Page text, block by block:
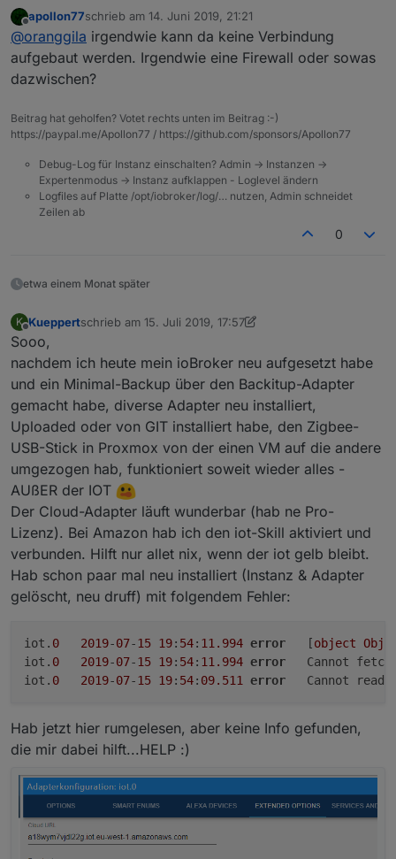
eigentlich nicht, sondern nur IFTTT)
Unter "Services and IFTTT" habe ich den IFTTT
Maker key eingetragen und "Get new service URL
key" angefordert. Alle anderen Einstellungen sind
und alle Adapter laufen, nur der cloud-Adapter bleibt
gelb. Hier im Forum habe ich erfahren, das jetzt der
iot-Adapter genutzt werden soll. Also cloud-Adapter
deaktiviert und iot aktiviert. Leider bleibt auch dieser
gelb. Hier das log:
Login auf
IOBROKER IST NOCH NICHT VERBUNDEN....
eigentlich nicht, sondern nur IFTTT)
Maker key eingetragen und "Get new service URL
key" angefordert. Alle anderen Einstellungen sind
apollon77schrieb am 14. Juni 2019, 21:21
zuletzt editiert von
@oranggila irgendwie kann da keine Verbindung
aufgebaut werden. Irgendwie eine Firewall oder sowas
dazwischen?
Beitrag hat geholfen? Votet rechts unten im Beitrag :-)
https://paypal.me/Apollon77 / https://github.com/sponsors/Apollon77
Debug-Log für Instanz einschalten? Admin -> Instanzen ->
Expertenmodus -> Instanz aufklappen - Loglevel ändern
Logfiles auf Platte /opt/iobroker/log/… nutzen, Admin schneidet
Zeilen ab
0
etwa einem Monat später
K Kueppertschrieb am 15. Juli 2019, 17:57
zuletzt editiert von Kueppert
Sooo,
nachdem ich heute mein ioBroker neu aufgesetzt habe
und ein Minimal-Backup über den Backitup-Adapter
gemacht habe, diverse Adapter neu installiert,
Uploaded oder von GIT installiert habe, den Zigbee-
USB-Stick in Proxmox von der einen VM auf die andere
umgezogen hab, funktioniert soweit wieder alles -
AUßER der IOT
Der Cloud-Adapter läuft wunderbar (hab ne Pro-
Lizenz). Bei Amazon hab ich den iot-Skill aktiviert und
verbunden. Hilft nur allet nix, wenn der iot gelb bleibt.
Hab schon paar mal neu installiert (Instanz & Adapter
gelöscht, neu druff) mit folgendem Fehler:
iot. 0 2019-07-15 19: 54: 11.994 error
	[
object
iot. 0 2019-07-15 19: 54: 11.994 error
Cannot
iot. 0 2019-07-15 19: 54: 09.511 error
Cannot read
Hab jetzt hier rumgelesen, aber keine Info gefunden,
die mir dabei hilft...HELP :)